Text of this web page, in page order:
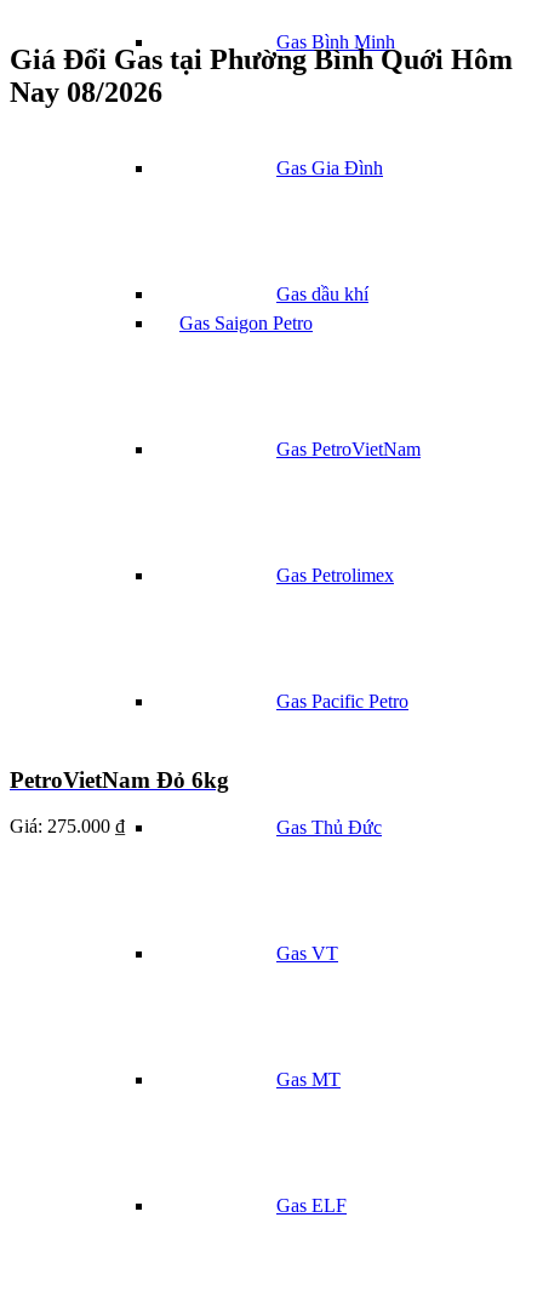
Gas Bình Minh
Gas Gia Đình
Gas dầu khí
Gas Saigon Petro
Gas PetroVietNam
Gas Petrolimex
Gas Pacific Petro
Gas Thủ Đức
Gas VT
Gas MT
Gas ELF
Giá Đổi Gas tại Phường Bình Quới Hôm
Nay 08/2026
PetroVietNam Đỏ 6kg
Giá: 275.000 ₫